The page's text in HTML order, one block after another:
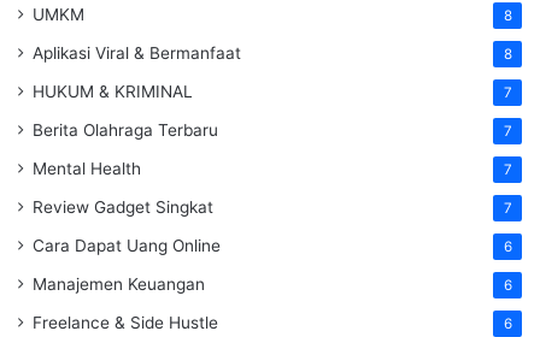
UMKM 8
Aplikasi Viral & Bermanfaat 8
HUKUM & KRIMINAL 7
Berita Olahraga Terbaru 7
Mental Health 7
Review Gadget Singkat 7
Cara Dapat Uang Online 6
Manajemen Keuangan 6
Freelance & Side Hustle 6